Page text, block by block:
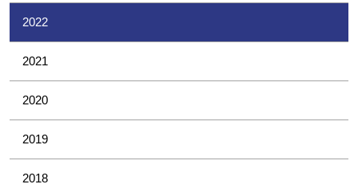
2022
2021
2020
2019
2018